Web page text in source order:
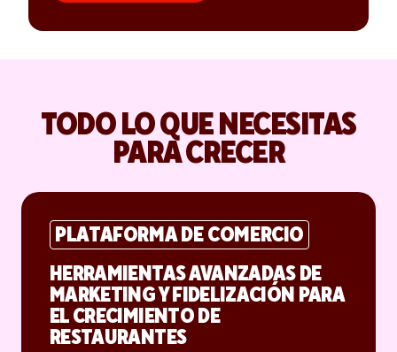
TODO LO QUE NECESITAS
PARA CRECER
PLATAFORMA DE COMERCIO
HERRAMIENTAS AVANZADAS DE
MARKETING Y FIDELIZACIÓN PARA
EL CRECIMIENTO DE
RESTAURANTES